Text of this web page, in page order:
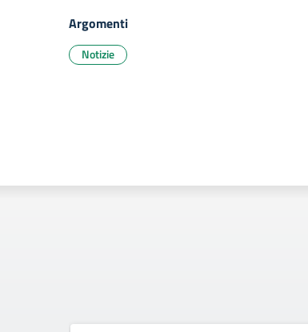
Argomenti
Notizie